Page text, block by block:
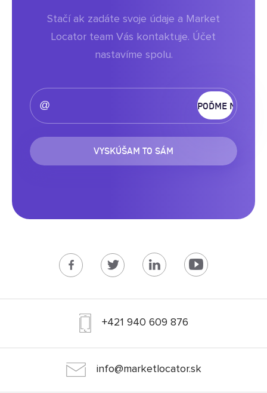
VYSKÚŠAM TO SÁM
Stačí ak zadáte svoje údaje a Market
Locator team Vás kontaktuje. Účet
nastavíme spolu.
+421 940 609 876
info@marketlocator.sk